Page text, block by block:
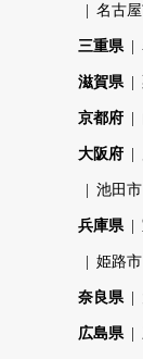
名古
三重県
滋賀県
京都府
大阪府
池田市
兵庫県
姫路市
奈良県
広島県